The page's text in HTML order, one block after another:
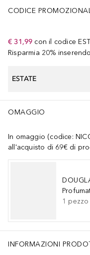
CODICE
€ 31,99 con il codice
Risparmia 20%
ESTATE
OMAGGIO
In omaggio (codice:
all'acquisto di 69€ di
1 pezzo
INFORMAZIONI